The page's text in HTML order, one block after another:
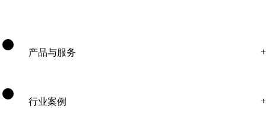
产品与服务
行业案例